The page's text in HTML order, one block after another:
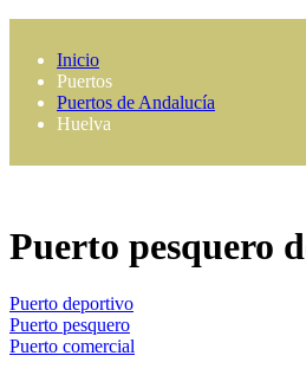
Inicio
Puertos
Puertos de Andalucía
Huelva
Puerto pesquero
Puerto deportivo
Puerto pesquero
Puerto comercial